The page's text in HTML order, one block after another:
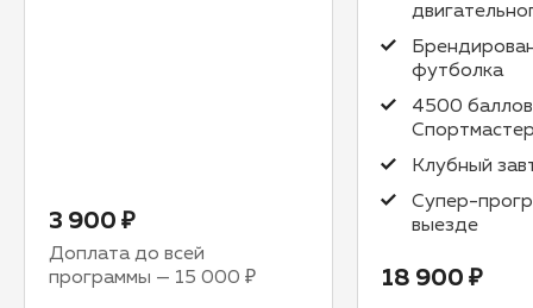
3 900 ₽
Доплата до всей
программы — 15 000 ₽
футболка
4500
Клубный
Супер-
выезде
18 900 ₽